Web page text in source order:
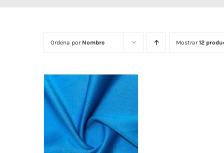
Ordena por Nombre Mostrar12